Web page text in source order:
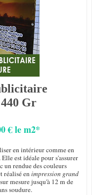
Gr
€ le m2*
en intérieur comme en
est idéale pour s'assurer
un rendue des couleurs
réalisé enimpression grand
mesure jusqu'à 12 m de
soudure.